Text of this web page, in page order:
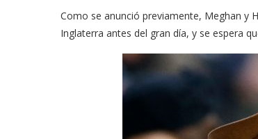
Como se anunció previamente, Meghan y
Inglaterra antes del gran día, y se espera